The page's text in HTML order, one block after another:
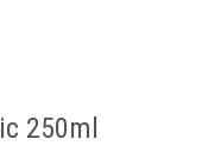
250ml